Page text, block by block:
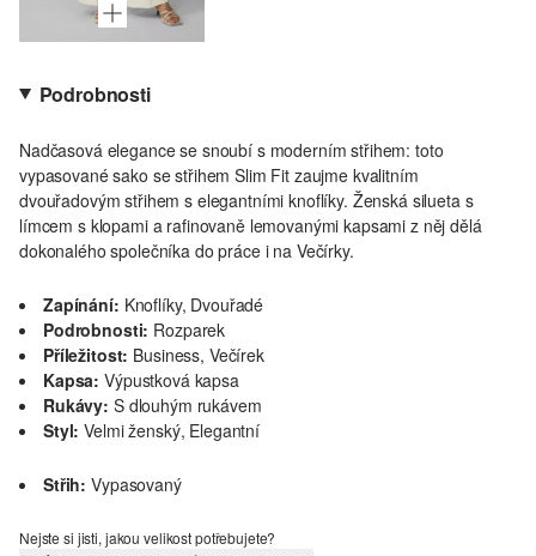
Podrobnosti
Nadčasová elegance se snoubí s moderním střihem: toto
vypasované sako se střihem Slim Fit zaujme kvalitním
dvouřadovým střihem s elegantními knoflíky. Ženská silueta s
límcem s klopami a rafinovaně lemovanými kapsami z něj dělá
dokonalého společníka do práce i na Večírky.
Zapínání: Knoflíky, Dvouřadé
Podrobnosti: Rozparek
Příležitost: Business, Večírek
Kapsa: Výpustková kapsa
Rukávy: S dlouhým rukávem
Styl: Velmi ženský, Elegantní
Střih: Vypasovaný
Nejste si jisti, jakou velikost potřebujete?